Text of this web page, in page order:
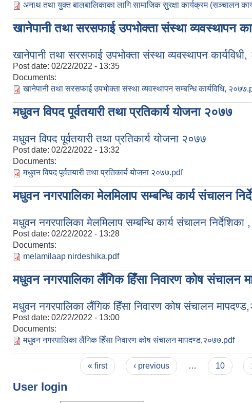
अनाथ तथा युक्त बालबालिकाका लागि सामाजिक सुरक्षा कार्यक्रम (सञ्चालन
खानेपानी तथा सरसफाई उपभोक्ता संस्था व्यवस्थापन
खानेपानी तथा सरसफाई उपभोक्ता संस्था व्यवस्थापन
Post date: 02/22/2022 - 13:35
Documents:
खानेपानी तथा सरसफाई उपभोक्ता संस्था व्यवस्थापन सम्बन्धि कार्यविधि,
मधुवन विपद पूर्वतयारी तथा प्रतिकार्य योजना २०७७
मधुवन विपद पूर्वतयारी तथा प्रतिकार्य योजना २०७७
Post date: 02/22/2022 - 13:32
Documents:
मधुवन विपद पूर्वतयारी तथा प्रतिकार्य योजना २०७७.pdf
मधुवन नगरपालिका मेलमिलाप सम्बन्धि कार्य संचालन
मधुवन नगरपालिका मेलमिलाप सम्बन्धि कार्य संचालन निर्देशिका
Post date: 02/22/2022 - 13:28
Documents:
melamilaap nirdeshika.pdf
मधुवन नगरपालिका लैंगिक हिँसा निवारण कोष संचालन
मधुवन नगरपालिका लैंगिक हिँसा निवारण कोष संचालन
Post date: 02/22/2022 - 13:00
Documents:
मधुवन नगरपालिका लैंगिक हिँसा निवारण कोष संचालन मापदण्ड,२०७७.pdf
« first ‹ previous … 10
User login